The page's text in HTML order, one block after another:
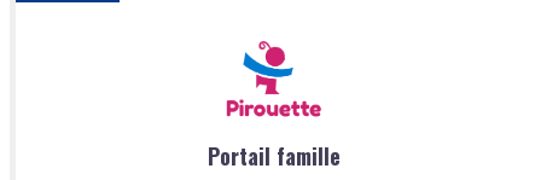
Portail famille